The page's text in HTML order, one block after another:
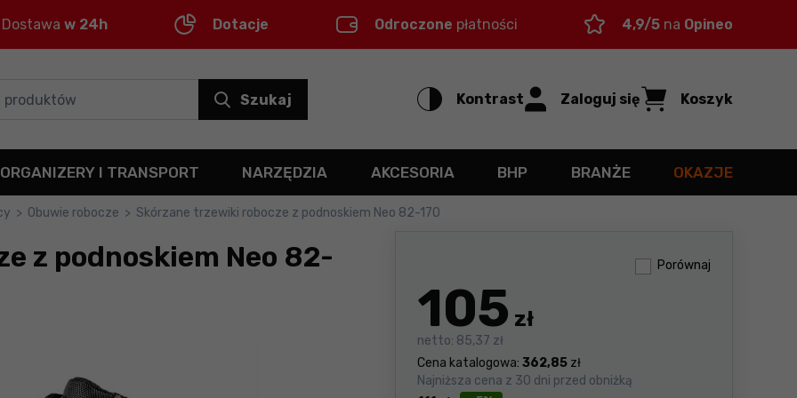
Dostawa w 24h Dotacje Odroczone płatności 4,9/5 na Opineo
Szukaj Kontrast Zaloguj się Koszyk
ORGANIZERY I TRANSPORT NARZĘDZIA AKCESORIA BHP BRANŻE OKAZJE
> Obuwie robocze > Skórzane trzewiki robocze z podnoskiem Neo 82-170
z podnoskiem Neo 82-
Porównaj
105 zł
netto: 85,37 zł
Cena katalogowa: 362,85 zł
Najniższa cena z 30 dni przed obniżką